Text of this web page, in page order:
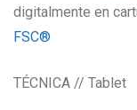
digitalmente en
FSC®
TÉCNICA // Tablet